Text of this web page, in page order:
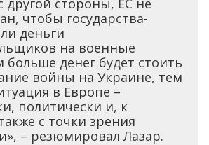
другой стороны, ЕС не
чтобы государства-
деньги
на военные
больше денег будет стоить
войны на Украине, тем
в Европе –
политически и, к
с точки зрения
– резюмировал Лазар.